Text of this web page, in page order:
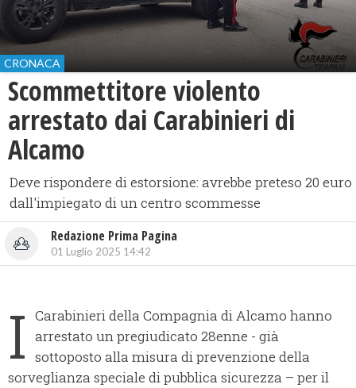
CRONACA
Scommettitore violento
arrestato dai Carabinieri di
Alcamo
Deve rispondere di estorsione: avrebbe preteso 20 euro
dall'impiegato di un centro scommesse
Redazione Prima Pagina
01 Luglio 2025 14:42
I Carabinieri della Compagnia di Alcamo hanno
arrestato un pregiudicato 28enne - già
sottoposto alla misura di prevenzione della
sorveglianza speciale di pubblica sicurezza – per il